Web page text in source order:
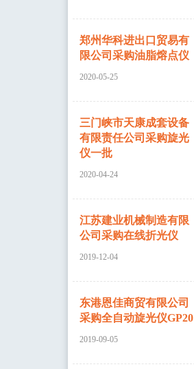
郑州华科进出口贸易有
限公司采购油脂熔点仪
2020-05-25
三门峡市天康成套设备
有限责任公司采购旋光
仪一批
2020-04-24
江苏建业机械制造有限
公司采购在线折光仪
2019-12-04
东港恩佳商贸有限公司
采购全自动旋光仪GP20
2019-09-05